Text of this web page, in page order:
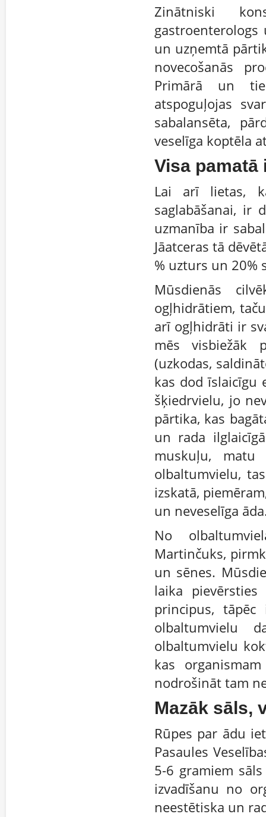
Zinātniski
un uzņemtā
novecošanās
Primārā un
atspoguļojas
sabalansēta,
veselīga koptēla
Visa pamatā
Lai arī lietas,
saglabāšanai, ir
uzmanība ir
Jāatceras tā
% uzturs un 20%
Mūsdienās
ogļhidrātiem,
arī ogļhidrāti ir
mēs visbiežāk
(uzkodas,
kas dod īslaicīgu
šķiedrvielu, jo
pārtika, kas
un rada
muskuļu, matu
olbaltumvielu,
izskatā,
un neveselīga
No
Martinčuks,
un sēnes.
laika pievērsties
principus,
olbaltumvielu
olbaltumvielu
kas
nodrošināt tam
Mazāk sāls,
Rūpes par ādu
Pasaules
5-6 gramiem
izvadīšanu no
neestētiska un